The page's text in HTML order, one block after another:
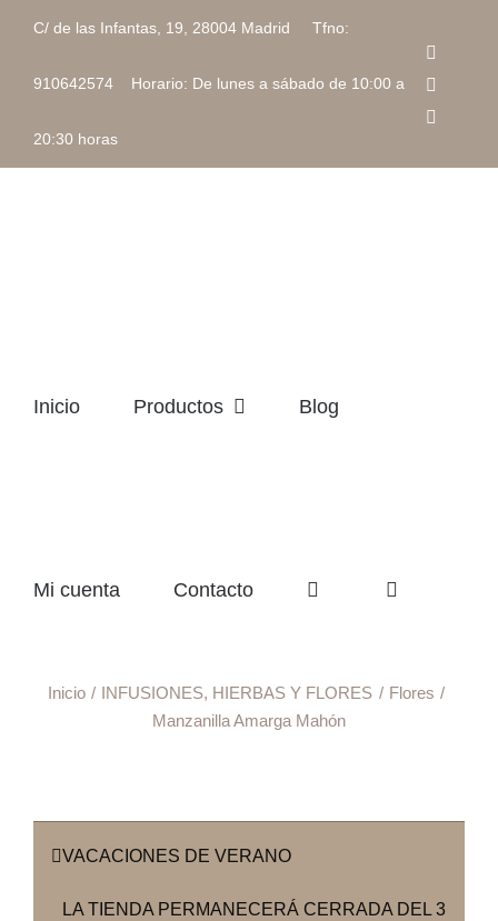
contenido
C/ de las Infantas, 19, 28004 Madrid Tfno:
910642574 Horario: De lunes a sábado de 10:00 a
20:30 horas
Inicio Productos Blog
Mi cuenta Contacto
Inicio INFUSIONES, HIERBAS Y FLORES
Flores
Manzanilla Amarga Mahón
VACACIONES DE VERANO
LA TIENDA PERMANECERÁ CERRADA DEL 3